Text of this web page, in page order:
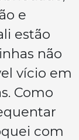
e
estão
não
vício em
Como
com